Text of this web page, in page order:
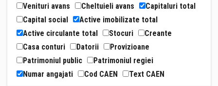
Venituri avans
Cheltuieli avans
Capitaluri total
Capital social
Active imobilizate total
Active circulante total
Stocuri
Creante
Casa conturi
Datorii
Provizioane
Patrimoniul public
Patrimoniul regiei
Numar angajati
Cod CAEN Text CAEN